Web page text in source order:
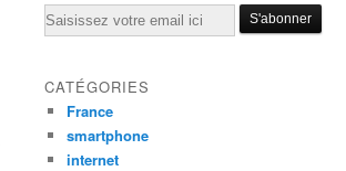
Email
CATÉGORIES
France
smartphone
internet